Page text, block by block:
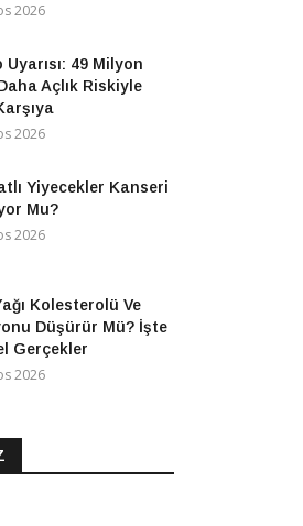
2026
Uyarısı: 49 Milyon
Açlık Riskiyle
2026
Yiyecekler Kanseri
Mu?
2026
Kolesterolü Ve
Düşürür Mü? İşte
Gerçekler
2026